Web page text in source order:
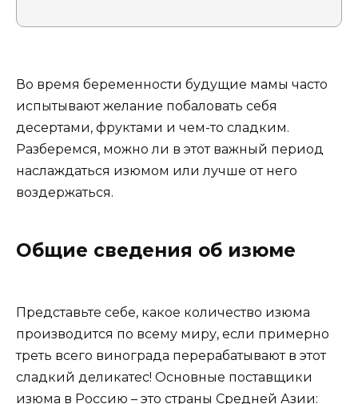
Во время беременности будущие мамы часто
испытывают желание побаловать себя
десертами, фруктами и чем-то сладким.
Разберемся, можно ли в этот важный период
наслаждаться изюмом или лучше от него
воздержаться.
Общие сведения об изюме
Представьте себе, какое количество изюма
производится по всему миру, если примерно
треть всего винограда перерабатывают в этот
сладкий деликатес! Основные поставщики
изюма в Россию – это страны Средней Азии: